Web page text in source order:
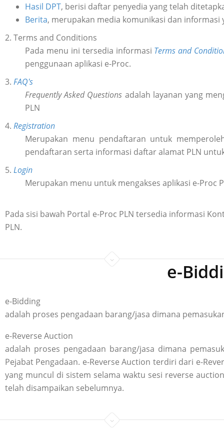
Hasil DPT, berisi daftar penyedia yang telah
Berita, merupakan media komunikasi dan
2. Terms and Conditions
Pada menu ini tersedia informasi Terms and
penggunaan aplikasi e-Proc.
3. FAQ's
Frequently Asked Questions adalah layanan yang
PLN
4. Registration
Merupakan menu pendaftaran untuk
pendaftaran serta informasi daftar alamat PLN
5. Login
Merupakan menu untuk mengakses aplikasi e-
Pada sisi bawah Portal e-Proc PLN tersedia informasi
PLN.
e-
e-Bidding
adalah proses pengadaan barang/jasa dimana
e-Reverse Auction
adalah proses pengadaan barang/jasa dimana
Pejabat Pengadaan. e-Reverse Auction terdiri dari e-
yang muncul di sistem selama waktu sesi reverse
telah disampaikan sebelumnya.